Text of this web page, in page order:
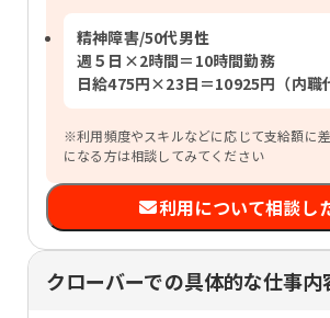
精神障害/50代男性
週５日×2時間＝10時間勤務
日給475円×23日＝10925円（内職
※利用頻度やスキルなどに応じて支給額に
になる方は相談してみてください
利用について相談し
クローバーでの具体的な仕事内